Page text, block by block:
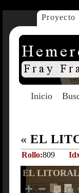
Proyecto
Inicio
« EL
Rollo:809
EL